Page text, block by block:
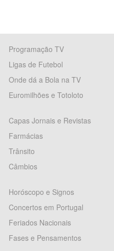
Programação TV
Ligas de Futebol
Onde dá a Bola na TV
Euromilhões e Totoloto
Capas Jornais e Revistas
Farmácias
Trânsito
Câmbios
Horóscopo e Signos
Concertos em Portugal
Feriados Nacionais
Fases e Pensamentos